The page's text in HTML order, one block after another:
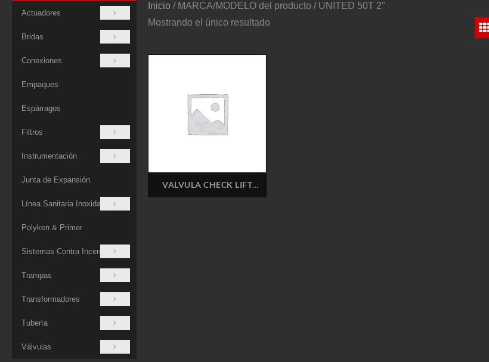
Actuadores
Bridas
Conexiones
Empaques
Espárragos
Filtros
Instrumentación
Junta de Expansión
Línea Sanitaria Inoxidable
Polyken & Primer
Sistemas Contra Incendios
Trampas
Transformadores
Tubería
Válvulas
Inicio / MARCA/MODELO del producto / UNITED 50T 2"
Mostrando el único resultado
VALVULA CHECK LIFT
BRONCE UNITED 50T 2″ 2″